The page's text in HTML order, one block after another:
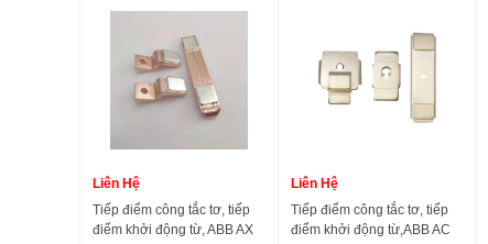
150AX32-40AX260-300-370
Liên Hệ
Tiếp điểm công tắc tơ, tiếp
điểm khởi động từ, ABB AX
Liên Hệ
Tiếp điểm công tắc tơ, tiếp
điểm khởi động từ,ABB AC